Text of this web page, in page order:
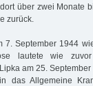
über zwei Monate
zurück.
7. September 1944
lautete wie zuvor
am 25.
das Allgemeine